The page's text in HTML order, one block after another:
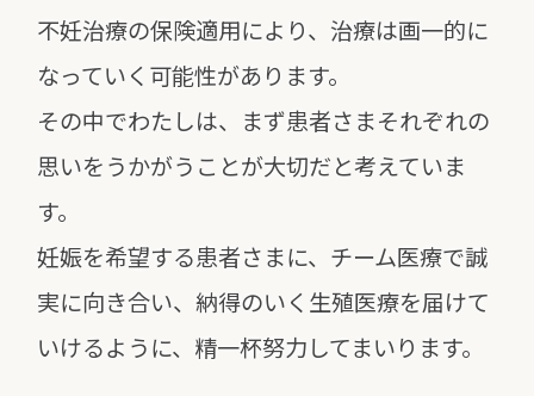
不妊治療の保険適用により、治療は画一的に
なっていく可能性があります。
その中でわたしは、まず患者さまそれぞれの
思いをうかがうことが大切だと考えていま
す。
妊娠を希望する患者さまに、チーム医療で誠
実に向き合い、納得のいく生殖医療を届けて
いけるように、精一杯努力してまいります。